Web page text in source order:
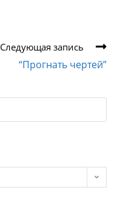
Следующая запись
“Прогнать чертей”